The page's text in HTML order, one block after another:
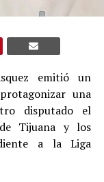
emitió un
una
disputado el
Tijuana y los
a la Liga